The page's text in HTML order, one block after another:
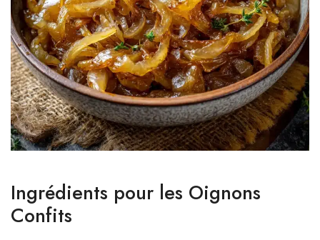
Ingrédients pour les Oignons
Confits